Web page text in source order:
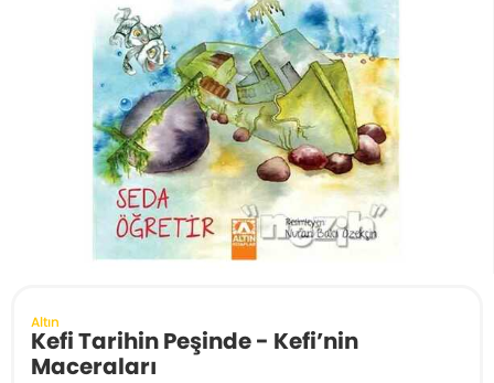
Altın
Kefi Tarihin Peşinde - Kefi’nin
Maceraları